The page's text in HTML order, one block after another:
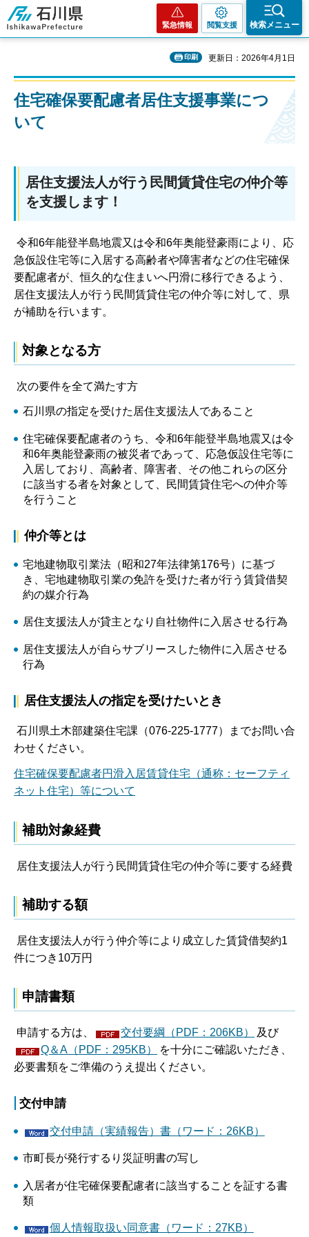
石川県
緊急情報 閲覧支援 検索メニュー
印刷 更新日：2026年4月1日
住宅確保要配慮者居住支援事業につ
いて
居住支援法人が行う民間賃貸住宅の仲介等
を支援します！
令和6年能登半島地震又は令和6年奥能登豪雨により、応
急仮設住宅等に入居する高齢者や障害者などの住宅確保
要配慮者が、恒久的な住まいへ円滑に移行できるよう、
居住支援法人が行う民間賃貸住宅の仲介等に対して、県
が補助を行います。
対象となる方
次の要件を全て満たす方
石川県の指定を受けた居住支援法人であること
住宅確保要配慮者のうち、令和6年能登半島地震又は令
和6年奥能登豪雨の被災者であって、応急仮設住宅等に
入居しており、高齢者、障害者、その他これらの区分
に該当する者を対象として、民間賃貸住宅への仲介等
を行うこと
仲介等とは
宅地建物取引業法（昭和27年法律第176号）に基づ
き、宅地建物取引業の免許を受けた者が行う賃貸借契
約の媒介行為
居住支援法人が貸主となり自社物件に入居させる行為
居住支援法人が自らサブリースした物件に入居させる
行為
居住支援法人の指定を受けたいとき
石川県土木部建築住宅課（076-225-1777）までお問い合
わせください。
住宅確保要配慮者円滑入居賃貸住宅（通称：セーフティ
ネット住宅）等について
補助対象経費
居住支援法人が行う民間賃貸住宅の仲介等に要する経費
補助する額
居住支援法人が行う仲介等により成立した賃貸借契約1
件につき10万円
申請書類
申請する方は、 交付要綱（PDF：206KB）
及び
Q＆A（PDF：295KB）
を十分にご確認いただき、
必要書類をご準備のうえ提出ください。
交付申請
交付申請（実績報告）書（ワード：26KB）
市町長が発行するり災証明書の写し
入居者が住宅確保要配慮者に該当することを証する書
類
個人情報取扱い同意書（ワード：27KB）